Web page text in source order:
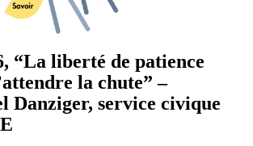
“La liberté de patience
la chute” –
Danziger, service civique